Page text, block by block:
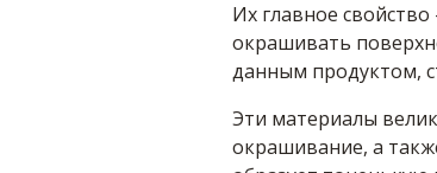
Их главное
окрашивать
данным продуктом,
Эти материалы
окрашивание, а